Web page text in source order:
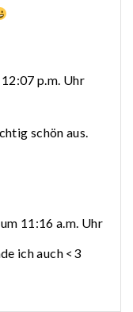
p.m. Uhr
schön aus.
11:16 a.m. Uhr
ich auch <3